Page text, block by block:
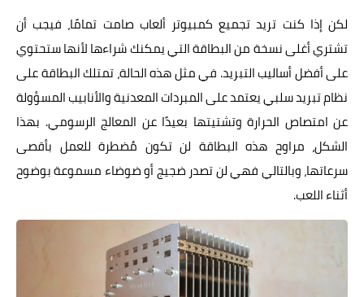
لكن إذا كنت تريد تجميع كمبيوتر ألعاب صامت تمامًا، فيجب أن
تشتري أغلى نسخة من البطاقة التي يمكنك شراءها لأنها ستحتوي
على أفضل أساليب التبريد. في مثل هذه الحالة، تمتلك البطاقة على
نظام تبريد سلبي يعتمد على المبردات المعدنية والأنابيب المسؤولة
عن امتصاص الحرارة وتشتيتها بعيدًا عن المعالج الرسومي. بهذا
الشكل، مراوح هذه البطاقة لن تكون مُضطرة للعمل بأقصى
سرعاتها، وبالتالي فهي لن تصدر ضجيج أو ضوضاء مسموعة بوضوح
أثناء اللعب.